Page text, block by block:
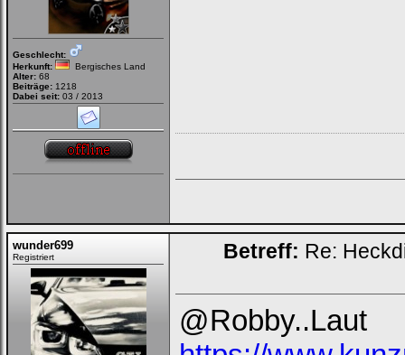
Geschlecht:
Herkunft:
Bergisches Land
Alter: 68
Beiträge: 1218
Dabei seit: 03 / 2013
wunder699
Registriert Betreff: Re:
@Robby..Laut